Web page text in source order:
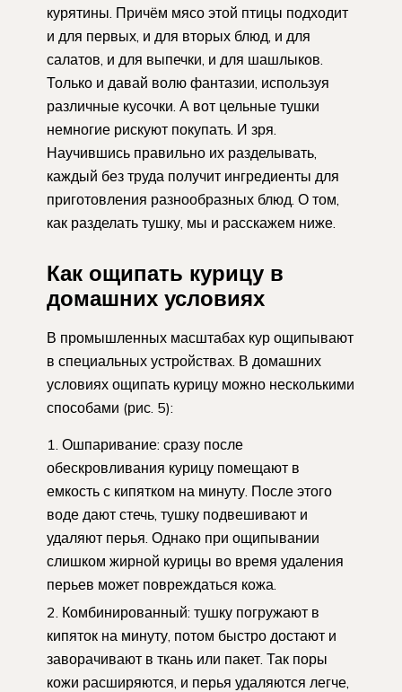
курятины. Причём мясо этой птицы подходит
и для первых, и для вторых блюд, и для
салатов, и для выпечки, и для шашлыков.
Только и давай волю фантазии, используя
различные кусочки. А вот цельные тушки
немногие рискуют покупать. И зря.
Научившись правильно их разделывать,
каждый без труда получит ингредиенты для
приготовления разнообразных блюд. О том,
как разделать тушку, мы и расскажем ниже.
Как ощипать курицу в
домашних условиях
В промышленных масштабах кур ощипывают
в специальных устройствах. В домашних
условиях ощипать курицу можно несколькими
способами (рис. 5):
Ошпаривание: сразу после
обескровливания курицу помещают в
емкость с кипятком на минуту. После этого
воде дают стечь, тушку подвешивают и
удаляют перья. Однако при ощипывании
слишком жирной курицы во время удаления
перьев может повреждаться кожа.
Комбинированный: тушку погружают в
кипяток на минуту, потом быстро достают и
заворачивают в ткань или пакет. Так поры
кожи расширяются, и перья удаляются легче,